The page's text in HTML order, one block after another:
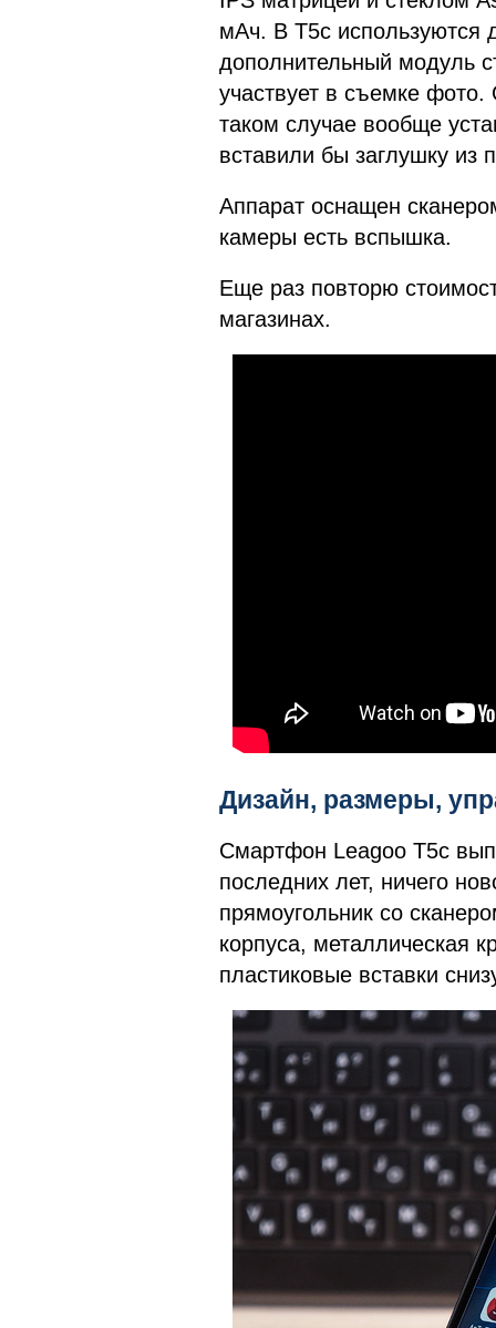
мАч. В T5c используются
дополнительный модуль
участвует в съемке
таком случае вообще
вставили бы заглушку из
Аппарат оснащен
камеры есть вспышка.
Еще раз повторю
магазинах.
Дизайн, размеры,
Смартфон Leagoo T5c
последних лет, ничего
прямоугольник со
корпуса, металлическая
пластиковые вставки